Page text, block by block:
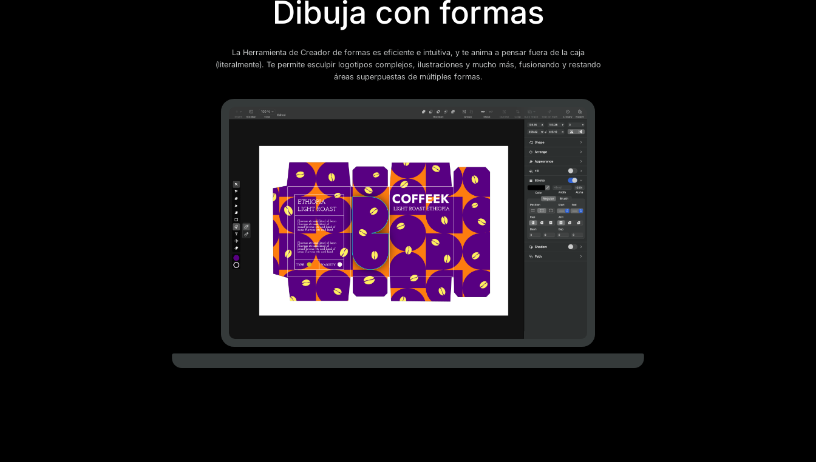
Dibuja con formas
La Herramienta de Creador de formas es eficiente e intuitiva, y te anima a pensar fuera de la caja
(literalmente). Te permite esculpir logotipos complejos, ilustraciones y mucho más, fusionando y restando
áreas superpuestas de múltiples formas.